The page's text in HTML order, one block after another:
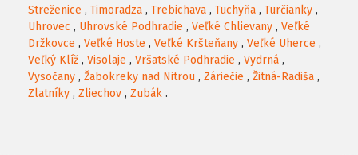
Streženice , Timoradza , Trebichava , Tuchyňa , Turčianky ,
Uhrovec , Uhrovské Podhradie , Veľké Chlievany , Veľké
Držkovce , Veľké Hoste , Veľké Kršteňany , Veľké Uherce ,
Veľký Klíž , Visolaje , Vršatské Podhradie , Vydrná ,
Vysočany , Žabokreky nad Nitrou , Záriečie , Žitná-Radiša ,
Zlatníky , Zliechov , Zubák .